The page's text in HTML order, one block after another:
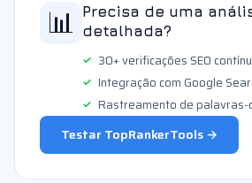
📊 Precisa de uma
detalhada?
30+ verificações SEO
Integração com Google
Rastreamento de palavras-
Testar TopRankerTools →